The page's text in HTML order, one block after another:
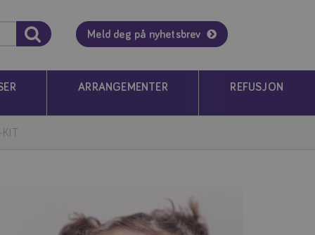
Meld deg på nyhetsbrev
ARRANGEMENTER REFUSJON